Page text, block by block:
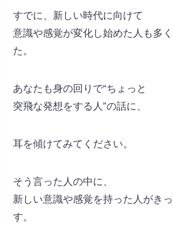
すでに、新しい時代に向けて
意識や感覚が変化し始めた人も多
た。
あなたも身の回りで“ちょっと
突飛な発想をする人”の話に、
耳を傾けてみてください。
そう言った人の中に、
新しい意識や感覚を持った人がき
す。